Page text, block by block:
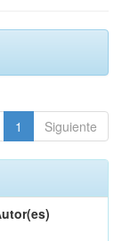
1 Siguiente